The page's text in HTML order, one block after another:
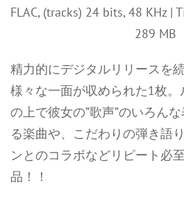
FLAC, (tracks) 24 bits, 48 KHz |
289 MB
精力的にデジタルリリースを
様々な一面が収められた1枚。
の上で彼女の”歌声”のいろん
る楽曲や、こだわりの弾き語
ンとのコラボなどリピート必
品！！